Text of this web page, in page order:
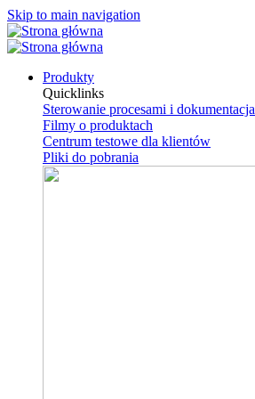
Skip to main navigation
Produkty
Quicklinks
Sterowanie procesami i dokumentacja
Filmy o produktach
Centrum testowe dla klientów
Pliki do pobrania